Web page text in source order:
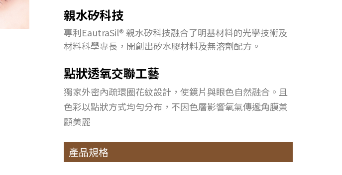
親水矽科技
專利EautraSil® 親水矽科技融合了明基材料的光學技術及
材料科學專長，開創出矽水膠材料及無溶劑配方。
點狀透氧交聯工藝
獨家外密內疏環圈花紋設計，使鏡片與眼色自然融合。且
色彩以點狀方式均勻分布，不因色層影響氧氣傳遞角膜兼
顧美麗
產品規格